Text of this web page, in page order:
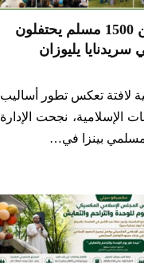
روسيا.. أكثر من 1500 مسلم يحتفلون
يليوزان
لافتة تعكس تطور أساليب
الإسلامية، نجحت الإدارة
مسلمي بينزا في…